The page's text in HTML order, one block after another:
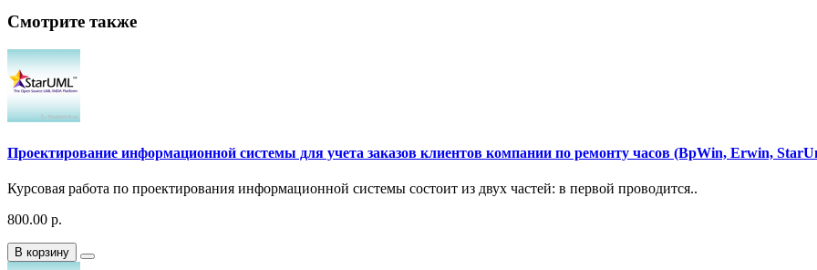
Смотрите также
Проектирование информационной системы для учета заказов клиентов компании по ремонту часов (BpWin, Erwin,
Курсовая работа по проектирования информационной системы состоит из двух частей: в первой проводится..
800.00 р.
В корзину